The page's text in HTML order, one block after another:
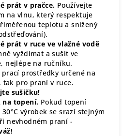
prát v pračce. Používejte
na vlnu, který respektuje
teplotu a snížený
prát v ruce ve vlažné vodě
vyždímat a sušit ve
nejlépe na ručníku.
prostředky určené na
tak pro praní v ruce.
sušičku!
na topení. Pokud topení
výrobek se srazí stejným
nevhodném praní -